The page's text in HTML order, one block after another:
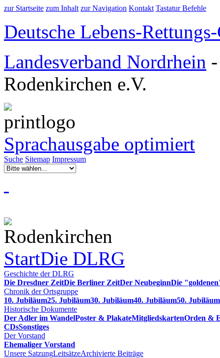
zur Startseite zum Inhalt zur Navigation Kontakt Tastatur Befehle
Deutsche Lebens-
Landesverband Nordrhein
Rodenkirchen e.V.
Sprachausgabe optimiert
Suche Sitemap Impressum
StartDie DLRG
Geschichte der DLRG
Die Dresdner ZeitDie Berliner ZeitDer NeubeginnDie
Chronik der Ortsgruppe
10. Jubiläum25. Jubiläum30. Jubiläum40. Jubiläum50. Jubiläum
Historische Dokumente
Der Adler im WandelPoster & PlakateMitgliedskartenOrden &
CDsSonstiges
Der Vorstand
Ehemaliger Vorstand
Unsere SatzungLeitsätzeArchivierte Beiträge